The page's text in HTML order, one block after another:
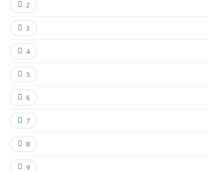
2
3
4
5
6
7
8
9